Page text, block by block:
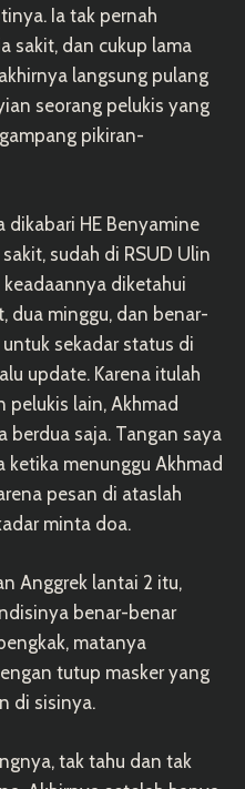
Ia tak pernah
sakit, dan cukup lama
langsung pulang
seorang pelukis yang
pikiran-
dikabari HE Benyamine
sudah di RSUD Ulin
diketahui
dua minggu, dan benar-
sekadar status di
update. Karena itulah
pelukis lain, Akhmad
berdua saja. Tangan saya
menunggu Akhmad
pesan di ataslah
minta doa.
Anggrek lantai 2 itu,
benar-benar
matanya
tutup masker yang
di sisinya.
tak tahu dan tak